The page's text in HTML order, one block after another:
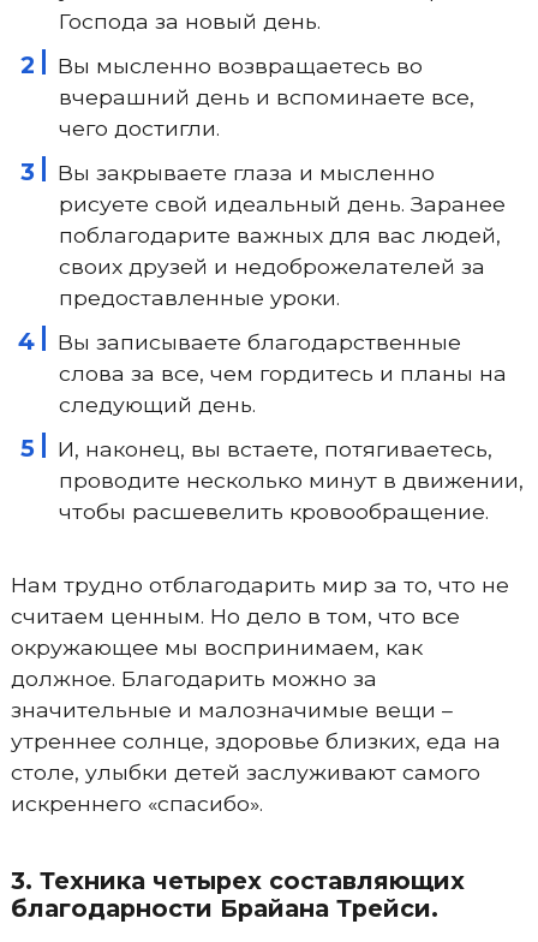
Господа за новый день.
Вы мысленно возвращаетесь во
вчерашний день и вспоминаете все,
чего достигли.
Вы закрываете глаза и мысленно
рисуете свой идеальный день. Заранее
поблагодарите важных для вас людей,
своих друзей и недоброжелателей за
предоставленные уроки.
Вы записываете благодарственные
слова за все, чем гордитесь и планы на
следующий день.
И, наконец, вы встаете, потягиваетесь,
проводите несколько минут в движении,
чтобы расшевелить кровообращение.
Нам трудно отблагодарить мир за то, что не
считаем ценным. Но дело в том, что все
окружающее мы воспринимаем, как
должное. Благодарить можно за
значительные и малозначимые вещи –
утреннее солнце, здоровье близких, еда на
столе, улыбки детей заслуживают самого
искреннего «спасибо».
3. Техника четырех составляющих
благодарности Брайана Трейси.